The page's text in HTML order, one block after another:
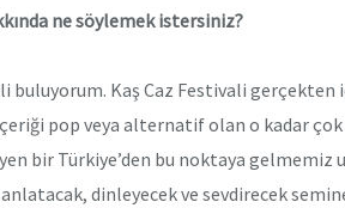
ne söylemek istersiniz?
buluyorum. Kaş Caz Festivali gerçekten
pop veya alternatif olan o kadar
bir Türkiye’den bu noktaya gelmemiz
dinleyecek ve sevdirecek